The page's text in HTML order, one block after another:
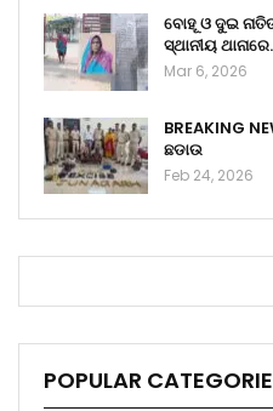
ବୋହୂ ଓ ଦୁଇ
ସ୍ଥାନୀୟ
Mar 6, 2026
BREAKING
ଛଡାଉ
Feb 24, 2026
POPULAR